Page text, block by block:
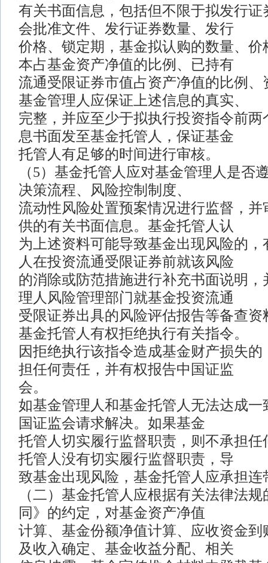
有关书面信息，包括但不限于拟发行证
会批准文件、发行证券数量、发行
价格、锁定期，基金拟认购的数量、价
本占基金资产净值的比例、已持有
流通受限证券市值占资产净值的比例、
基金管理人应保证上述信息的真实、
完整，并应至少于拟执行投资指令前两
息书面发至基金托管人，保证基金
托管人有足够的时间进行审核。
（5）基金托管人应对基金管理人是否
决策流程、风险控制制度、
流动性风险处置预案情况进行监督，并
供的有关书面信息。基金托管人认
为上述资料可能导致基金出现风险的
人在投资流通受限证券前就该风险
的消除或防范措施进行补充书面说明，
理人风险管理部门就基金投资流通
受限证券出具的风险评估报告等备查资
基金托管人有权拒绝执行有关指令。
因拒绝执行该指令造成基金财产损失
担任何责任，并有权报告中国证监
会。
如基金管理人和基金托管人无法达成一
国证监会请求解决。如果基金
托管人切实履行监督职责，则不承担任
托管人没有切实履行监督职责，导
致基金出现风险，基金托管人应承担连
（二）基金托管人应根据有关法律法
同》的约定，对基金资产净值
计算、基金份额净值计算、应收资金到
及收入确定、基金收益分配、相关